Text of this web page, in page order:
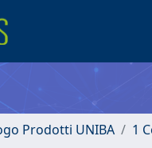
Prodotti UNIBA 1